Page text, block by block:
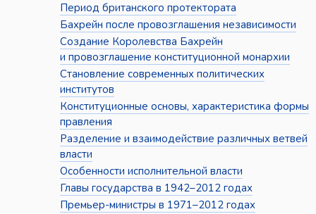
Период британского протектората
Бахрейн после провозглашения независимости
Создание Королевства Бахрейн
и провозглашение конституционной монархии
Становление современных политических
институтов
Конституционные основы, характеристика формы
правления
Разделение и взаимодействие различных ветвей
власти
Особенности исполнительной власти
Главы государства в 1942–2012 годах
Премьер-министры в 1971–2012 годах